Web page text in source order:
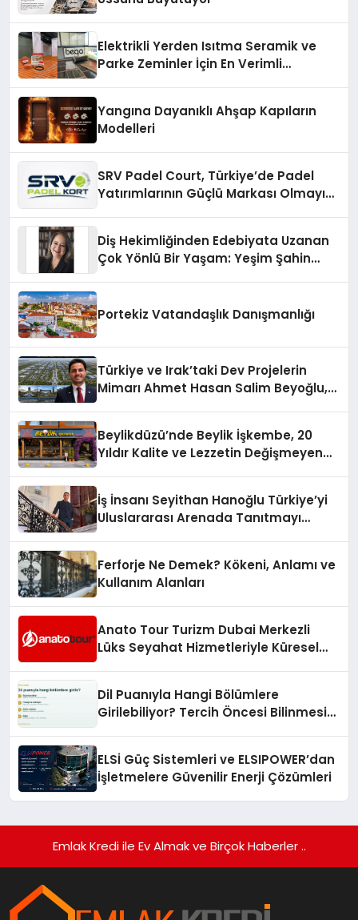
Elektrikli Yerden Isıtma Seramik ve
Parke Zeminler İçin En Verimli
Yangına Dayanıklı Ahşap Kapıların
Modelleri
SRV Padel Court, Türkiye’de Padel
Yatırımlarının Güçlü Markası Olmayı
Diş Hekimliğinden Edebiyata Uzanan
Çok Yönlü Bir Yaşam: Yeşim Şahin
Portekiz Vatandaşlık Danışmanlığı
Türkiye ve Irak’taki Dev Projelerin
Mimarı Ahmet Hasan Salim Beyoğlu,
Hayata Geçirecek
Beylikdüzü’nde Beylik İşkembe, 20
Yıldır Kalite ve Lezzetin Değişmeyen
İş İnsanı Seyithan Hanoğlu Türkiye’yi
Uluslararası Arenada Tanıtmayı
Ferforje Ne Demek? Kökeni, Anlamı ve
Kullanım Alanları
Anato Tour Turizm Dubai Merkezli
Lüks Seyahat Hizmetleriyle Küresel
Dil Puanıyla Hangi Bölümlere
Girilebiliyor? Tercih Öncesi Bilinmesi
ELSİ Güç Sistemleri ve ELSIPOWER’dan
İşletmelere Güvenilir Enerji Çözümleri
Emlak Kredi ile Ev Almak ve Birçok Haberler ..